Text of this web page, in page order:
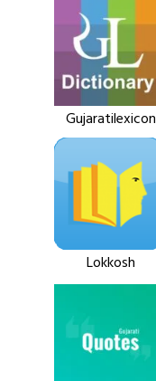
Gujaratilexicon
Lokkosh